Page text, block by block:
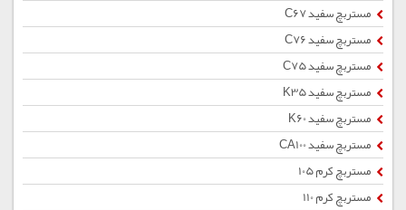
مستربچ سفید C67
مستربچ سفید C76
مستربچ سفید C75
مستربچ سفید K35
مستربچ سفید K60
مستربچ سفید CA100
مستربچ کرم 105
مستربچ کرم 110